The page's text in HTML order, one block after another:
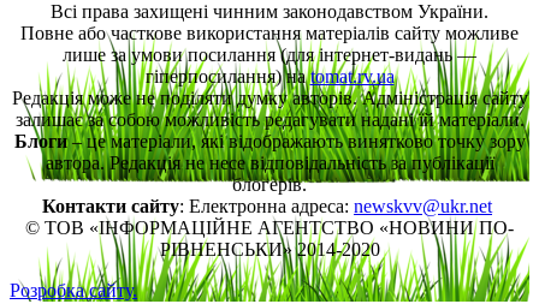
Всі права захищені чинним законодавством України.
Повне або часткове використання матеріалів сайту можливе
лише за умови посилання (для інтернет-видань —
гіперпосилання) наtomat.rv.ua
Редакція може не поділяти думку авторів. Адміністрація сайту
залишає за собою можливість редагувати надані їй матеріали.
Блоги– це матеріали, які відображають винятково точку зору
автора. Редакція не несе відповідальність за публікації
блогерів.
Контакти сайту: Електронна адреса: newskvv@ukr.net
© ТОВ «ІНФОРМАЦІЙНЕ АГЕНТСТВО «НОВИНИ ПО-
РІВНЕНСЬКИ» 2014-2020
Розробка сайту.